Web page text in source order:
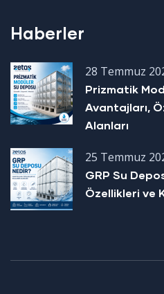
Haberler
28 Temmuz
Prizmatik
Avantajları,
Alanları
25 Temmuz
GRP Su
Özellikleri ve